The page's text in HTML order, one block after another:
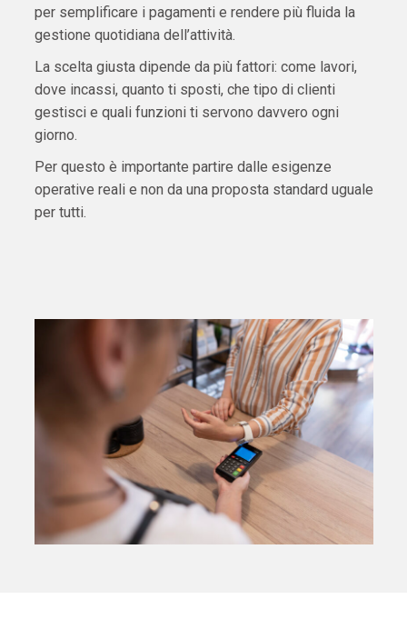
per semplificare i pagamenti e rendere più fluida la
gestione quotidiana dell’attività.
La scelta giusta dipende da più fattori: come lavori,
dove incassi, quanto ti sposti, che tipo di clienti
gestisci e quali funzioni ti servono davvero ogni
giorno.
Per questo è importante partire dalle esigenze
operative reali e non da una proposta standard uguale
per tutti.